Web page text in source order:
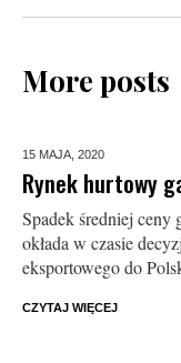
More posts
15 MAJA, 2020
Rynek hurtowy
Spadek średniej
okłada w czasie
eksportowego do
CZYTAJ WIĘCEJ